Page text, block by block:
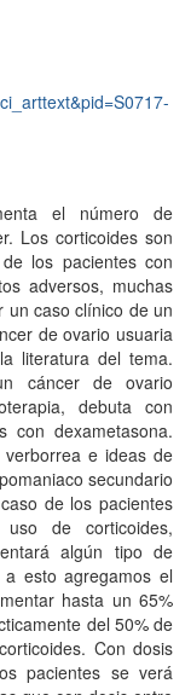
el número de
Los corticoides son
los pacientes con
adversos, muchas
un caso clínico de un
de ovario usuaria
literatura del tema.
cáncer de ovario
debuta con
con dexametasona.
verborrea e ideas de
secundario
de los pacientes
uso de corticoides,
algún tipo de
esto agregamos el
hasta un 65%
del 50% de
Con dosis
pacientes se verá